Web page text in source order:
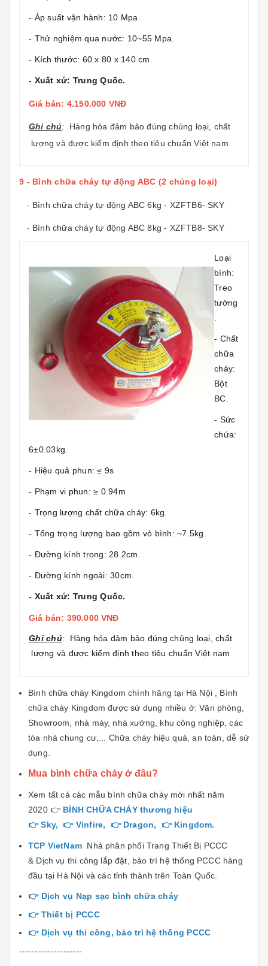
- Áp suất vận hành: 10 Mpa.
- Thử nghiệm qua nước: 10~55 Mpa.
- Kích thước: 60 x 80 x 140 cm.
- Xuất xứ: Trung Quốc.
Giá bán: 4.150.000 VNĐ
Ghi chú: Hàng hóa đảm bảo đúng chủng loại, chất
lượng và được kiểm định theo tiêu chuẩn Việt nam
9 - Bình chữa cháy tự động ABC (2 chủng loại)
- Bình chữa cháy tự động ABC 6kg - XZFTB6- SKY
- Bình chữa cháy tự động ABC 8kg - XZFTB8- SKY
Loại
bình:
Treo
tường
- Chất
chữa
cháy:
Bột
BC.
- Sức
chứa:
6±0.03kg.
- Hiệu quả phun: ≤ 9s
- Phạm vi phun: ≥ 0.94m
- Trọng lượng chất chữa cháy: 6kg.
- Tổng trọng lượng bao gồm vỏ bình: ~7.5kg.
- Đường kính trong: 28.2cm.
- Đường kính ngoài: 30cm.
- Xuất xứ: Trung Quốc.
Giá bán: 390.000 VNĐ
Ghi chú: Hàng hóa đảm bảo đúng chủng loại, chất
lượng và được kiểm định theo tiêu chuẩn Việt nam
Bình chữa cháy Kingdom chính hãng tại Hà Nội , Bình
chữa cháy Kingdom được sử dụng nhiều ở: Văn phòng,
Showroom, nhà máy, nhà xưởng, khu công nghiệp, các
tòa nhà chung cư,... Chữa cháy hiệu quả, an toàn, dễ sử
dụng.
Mua bình chữa cháy ở đâu?
Xem tất cả các mẫu bình chữa cháy mới nhất năm
2020 👉 BÌNH CHỮA CHÁYthương hiệu
👉Sky, 👉 Vinfire, 👉 Dragon, 👉 Kingdom.
TCP VietNam Nhà phân phối Trang Thiết Bị PCCC
& Dịch vụ thi công lắp đặt, bảo trì hệ thống PCCC hàng
đầu tại Hà Nội và các tỉnh thành trên Toàn Quốc.
👉 Dịch vụ Nạp sạc bình chữa cháy
👉 Thiết bị PCCC
👉 Dịch vụ thi công, bảo trì hệ thống PCCC
--------------------